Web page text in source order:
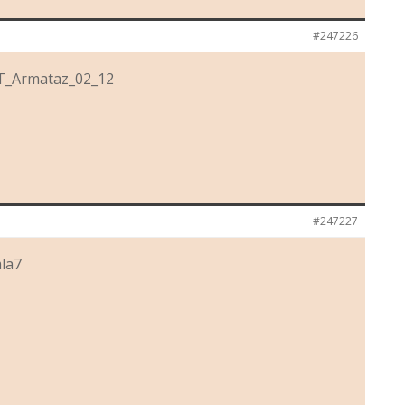
#247226
#247227